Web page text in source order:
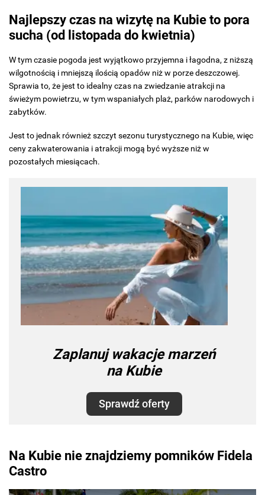
Najlepszy czas na wizytę na Kubie to pora
sucha (od listopada do kwietnia)
W tym czasie pogoda jest wyjątkowo przyjemna i łagodna, z niższą
wilgotnością i mniejszą ilością opadów niż w porze deszczowej.
Sprawia to, że jest to idealny czas na zwiedzanie atrakcji na
świeżym powietrzu, w tym wspaniałych plaż, parków narodowych i
zabytków.
Jest to jednak również szczyt sezonu turystycznego na Kubie, więc
ceny zakwaterowania i atrakcji mogą być wyższe niż w
pozostałych miesiącach.
Zaplanuj wakacje marzeń
na Kubie
Sprawdź oferty
Na Kubie nie znajdziemy pomników Fidela
Castro